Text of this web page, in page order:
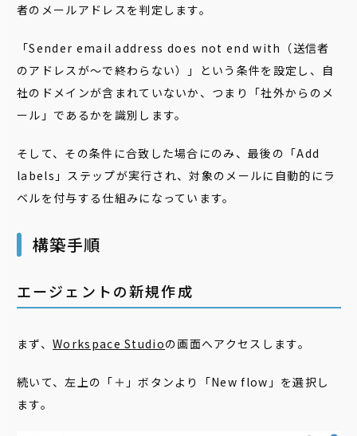
者のメールアドレスを判定します。
「Sender email address does not end with（送信者
のアドレスが～で終わらない）」という条件を設定し、自
社のドメインが含まれていないか、つまり「社外からのメ
ール」であるかを識別します。
そして、その条件に合致した場合にのみ、最後の「Add
labels」ステップが実行され、対象のメールに自動的にラ
ベルを付与する仕組みになっています。
構築手順
エージェントの新規作成
まず、 Workspace Studioの画面へアクセスします。
続いて、左上の「＋」ボタンより「New flow」を選択し
ます。